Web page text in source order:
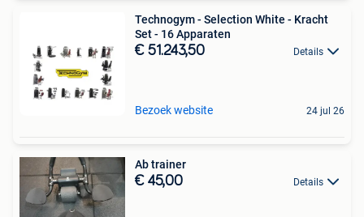
Technogym - Selection White - Kracht
Set - 16 Apparaten
€ 51.243,50 Details
Bezoek website 24 jul 26
Ab trainer
€ 45,00 Details